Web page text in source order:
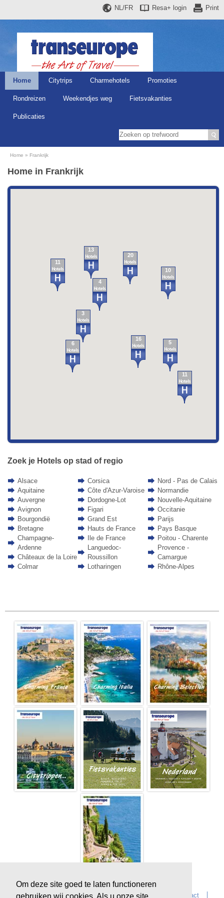
Om deze site goed te laten functioneren
Print
Resa+ login
NL/FR
Home Citytrips Charmehotels Promoties
Rondreizen Weekendjes weg Fietsvakanties
Publicaties
Home Frankrijk
Home in Frankrijk
10
6
16
5
13
11
20
11
3
4
Zoek je Hotels op stad of regio
Alsace
Aquitaine
Auvergne
Avignon
Bourgondië
Bretagne
Champagne-
Ardenne
Châteaux de la Loire
Colmar
Corsica
Côte d'Azur-Varoise
Dordogne-Lot
Figari
Grand Est
Hauts de France
Ile de France
Languedoc-
Roussillon
Lotharingen
Nord - Pas de Calais
Normandie
Nouvelle-Aquitaine
Occitanie
Parijs
Pays Basque
Poitou - Charente
Provence -
Camargue
Rhône-Alpes
Home Over Transeurope Vacatures Contact